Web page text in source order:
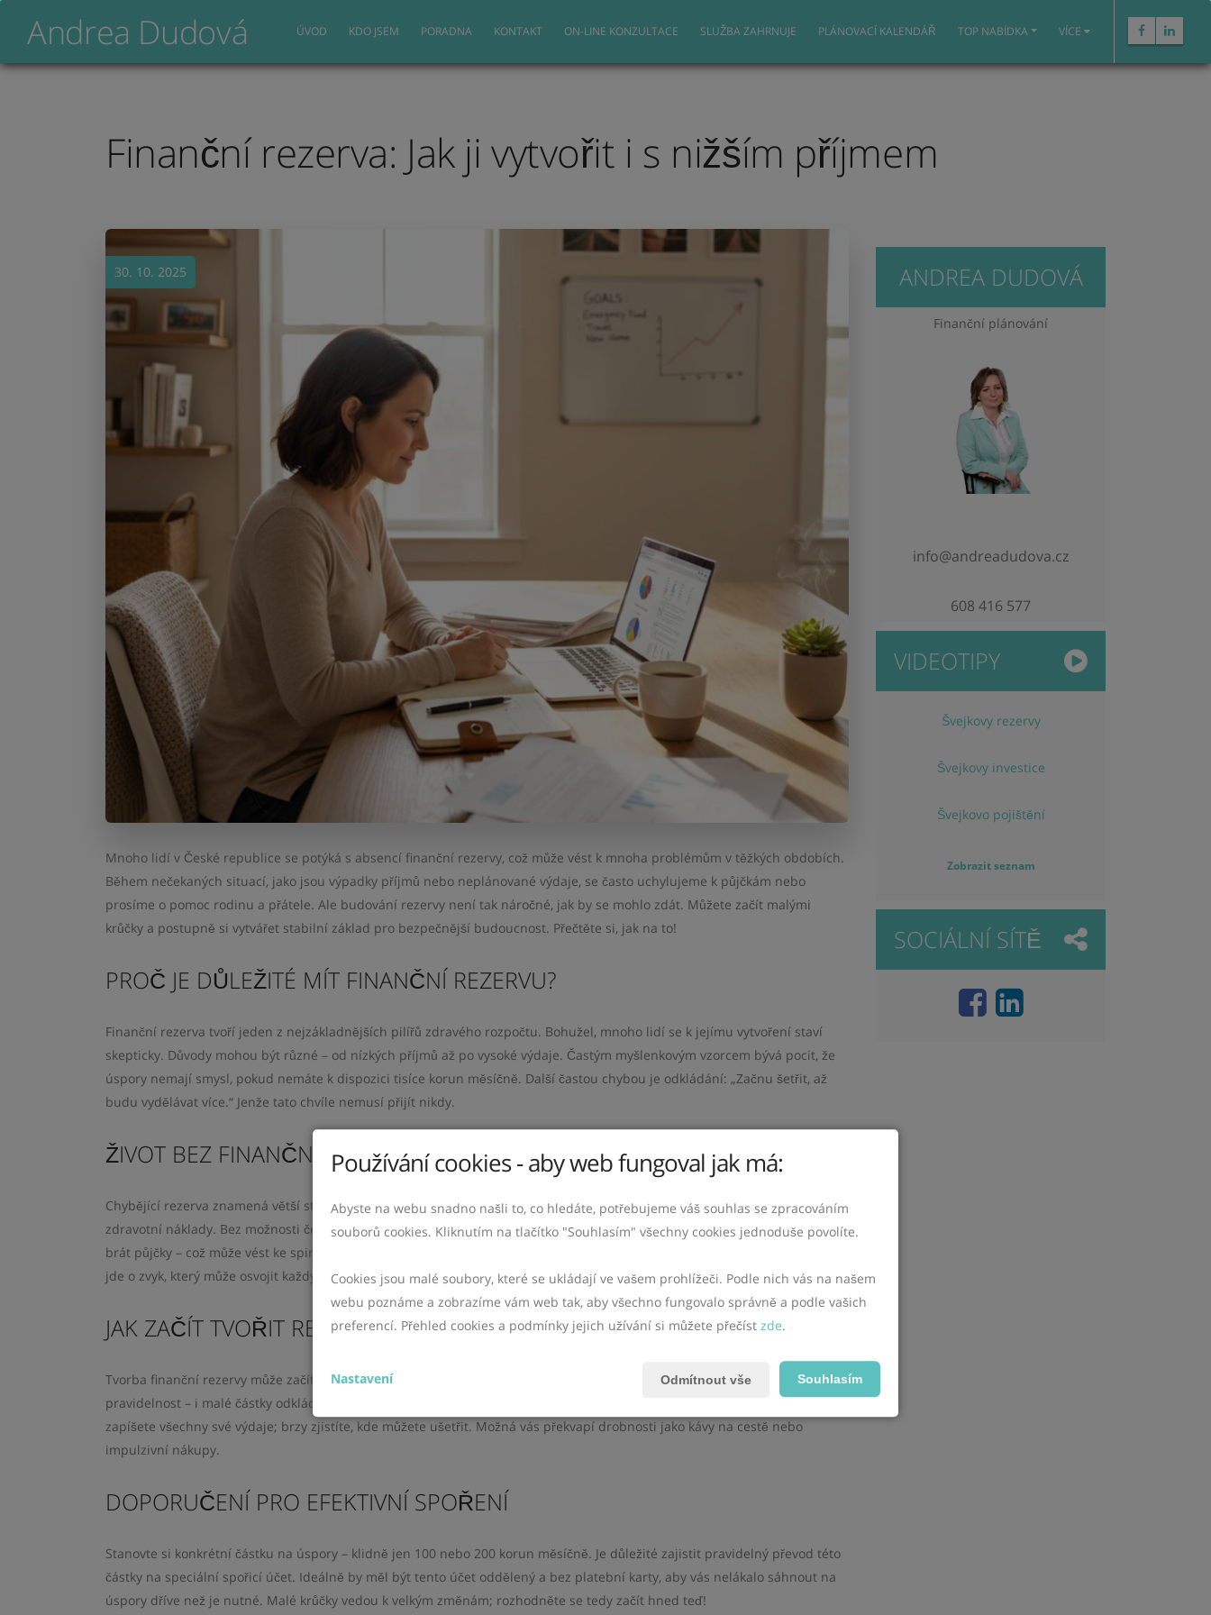
Andrea Dudová ÚVOD KDO JSEM PORADNA KONTAKT ON-LINE KONZULTACE SLUŽBA ZAHRNUJE PLÁNOVACÍ KALENDÁŘ TOP NABÍDKA VÍCE
Finanční rezerva: Jak ji vytvořit i s nižším příjmem
30. 10. 2025
Mnoho lidí v České republice se potýká s absencí finanční rezervy, což může vést k mnoha problémům v těžkých obdobích.
Během nečekaných situací, jako jsou výpadky příjmů nebo neplánované výdaje, se často uchylujeme k půjčkám nebo
prosíme o pomoc rodinu a přátele. Ale budování rezervy není tak náročné, jak by se mohlo zdát. Můžete začít malými
krůčky a postupně si vytvářet stabilní základ pro bezpečnější budoucnost. Přečtěte si, jak na to!
PROČ JE DŮLEŽITÉ MÍT FINANČNÍ REZERVU?
Finanční rezerva tvoří jeden z nejzákladnějších pilířů zdravého rozpočtu. Bohužel, mnoho lidí se k jejímu vytvoření staví
skepticky. Důvody mohou být různé – od nízkých příjmů až po vysoké výdaje. Častým myšlenkovým vzorcem bývá pocit, že
úspory nemají smysl, pokud nemáte k dispozici tisíce korun měsíčně. Další častou chybou je odkládání: „Začnu šetřit, až
budu vydělávat více.“ Jenže tato chvíle nemusí přijít nikdy.
ŽIVOT BEZ FINANČNÍ REZERVY A JEHO NÁSLEDKY
Chybějící rezerva znamená větší stres a zranitelnost v případě nečekaných událostí, jako jsou poruchy spotřebičů či vyšší
zdravotní náklady. Bez možnosti čerpat ze svých úspor se dostáváme do situace, kdy musíme hledat pomoc u přátel nebo
brát půjčky – což může vést ke spirále zadlužení a psychického napětí. Vytvoření finanční rezervy není otázkou bohatství;
jde o zvyk, který může osvojit každý z nás.
JAK ZAČÍT TVOŘIT REZERVU
Tvorba finanční rezervy může začít velmi nenápadně a nemusíte učinit žádné dramatické změny v životním stylu. Klíčem je
pravidelnost – i malé částky odkládané každý měsíc mohou časem vyústit ve značnou sumu peněz. Začněte tím, že si
zapíšete všechny své výdaje; brzy zjistíte, kde můžete ušetřit. Možná vás překvapí drobnosti jako kávy na cestě nebo
impulzivní nákupy.
DOPORUČENÍ PRO EFEKTIVNÍ SPOŘENÍ
Stanovte si konkrétní částku na úspory – klidně jen 100 nebo 200 korun měsíčně. Je důležité zajistit pravidelný převod této
částky na speciální spořicí účet. Ideálně by měl být tento účet oddělený a bez platební karty, aby vás nelákalo sáhnout na
úspory dříve než je nutné. Malé krůčky vedou k velkým změnám; rozhodněte se tedy začít hned teď!
ANDREA DUDOVÁ
Finanční plánování
info@andreadudova.cz
608 416 577
VIDEOTIPY
Švejkovy rezervy
Švejkovy investice
Švejkovo pojištění
Zobrazit seznam
SOCIÁLNÍ SÍTĚ
Používání cookies - aby web fungoval jak má:
Abyste na webu snadno našli to, co hledáte, potřebujeme váš souhlas se zpracováním
souborů cookies. Kliknutím na tlačítko "Souhlasím" všechny cookies jednoduše povolíte.
Cookies jsou malé soubory, které se ukládají ve vašem prohlížeči. Podle nich vás na našem
webu poznáme a zobrazíme vám web tak, aby všechno fungovalo správně a podle vašich
preferencí. Přehled cookies a podmínky jejich užívání si můžete přečíst zde.
Nastavení Souhlasím
Odmítnout vše